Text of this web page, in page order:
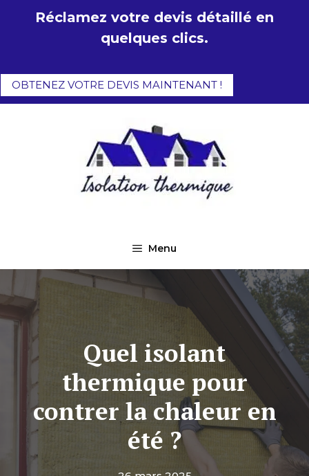
Réclamez votre devis détaillé en
quelques clics.
OBTENEZ VOTRE DEVIS MAINTENANT !
Menu
Quel isolant
thermique pour
contrer la chaleur en
été ?